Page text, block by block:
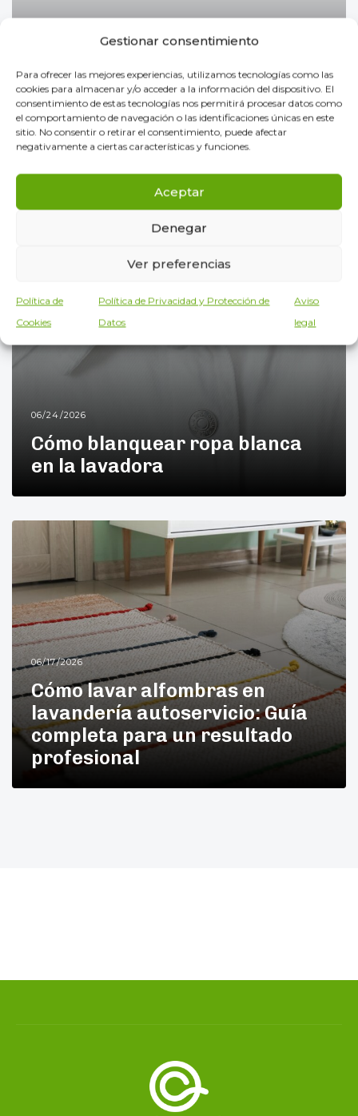
Gestionar consentimiento
Para ofrecer las mejores experiencias, utilizamos tecnologías como las
cookies para almacenar y/o acceder a la información del dispositivo. El
consentimiento de estas tecnologías nos permitirá procesar datos como
el comportamiento de navegación o las identificaciones únicas en este
sitio. No consentir o retirar el consentimiento, puede afectar
negativamente a ciertas características y funciones.
Aceptar
Denegar
Ver preferencias
Política de
Cookies
Política de Privacidad y Protección de
Datos
Aviso
legal
07/02/2026
Cómo quitar manchas de
maquillaje en la ropa
06/24/2026
Cómo blanquear ropa blanca
en la lavadora
06/17/2026
Cómo lavar alfombras en
lavandería autoservicio: Guía
completa para un resultado
profesional